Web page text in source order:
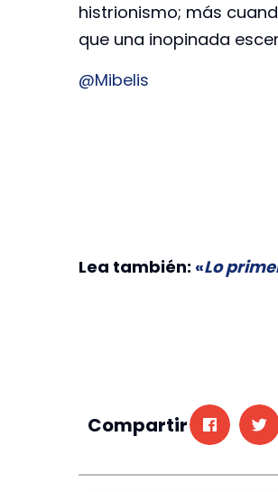
histrionismo; más
que una inopinada
@Mibelis
Lea también: «Lo
Compartir